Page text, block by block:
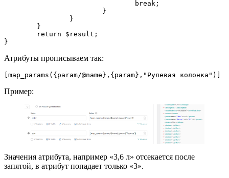
}
Атрибуты прописываем так:
[map_params({param/@name},{param},"Рулевая колонка")]
Пример:
Значения атрибута, например «3,6 л» отсекается после
запятой, в атрибут попадает только «3».